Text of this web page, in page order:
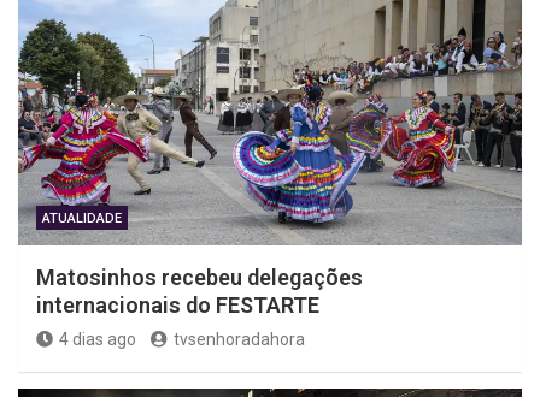
ATUALIDADE
Matosinhos recebeu delegações
internacionais do FESTARTE
4 dias ago tvsenhoradahora